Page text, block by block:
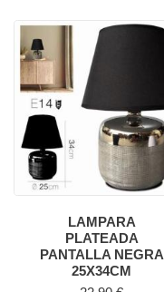
LAMPARA
PLATEADA
PANTALLA NEGRA
25X34CM